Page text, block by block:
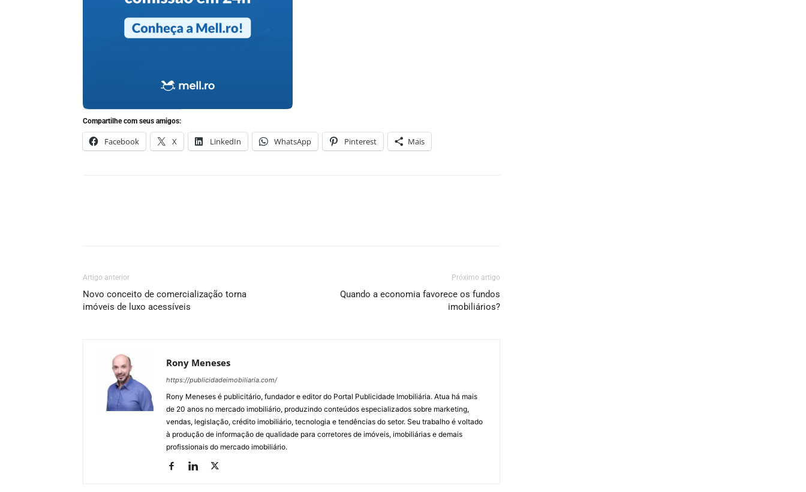
Compartilhe com seus amigos:
Facebook X LinkedIn WhatsApp Pinterest Mais
Artigo anterior
Novo conceito de comercialização torna
imóveis de luxo acessíveis
Próximo artigo
Quando a economia favorece os fundos
imobiliários?
Rony Meneses
https://publicidadeimobiliaria.com/
Rony Meneses é publicitário, fundador e editor do Portal Publicidade Imobiliária. Atua há mais
de 20 anos no mercado imobiliário, produzindo conteúdos especializados sobre marketing,
vendas, legislação, crédito imobiliário, tecnologia e tendências do setor. Seu trabalho é voltado
à produção de informação de qualidade para corretores de imóveis, imobiliárias e demais
profissionais do mercado imobiliário.